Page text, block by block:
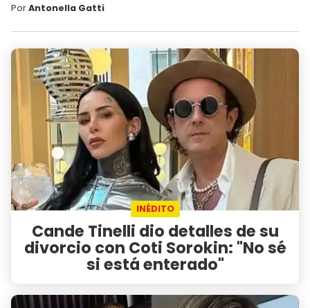
PorAntonella Gatti
INÉDITO
Cande Tinelli dio detalles de su
divorcio con Coti Sorokin: "No sé
si está enterado"